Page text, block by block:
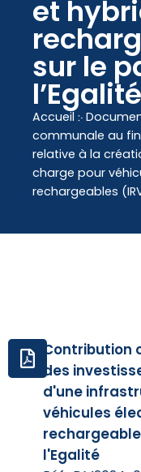
principal
et
sur le
l’Egalité
Accueil ჻
communale au
relative à la
charge pour
rechargeables
Contribution
des
d'une
véhicules
l'Egalité